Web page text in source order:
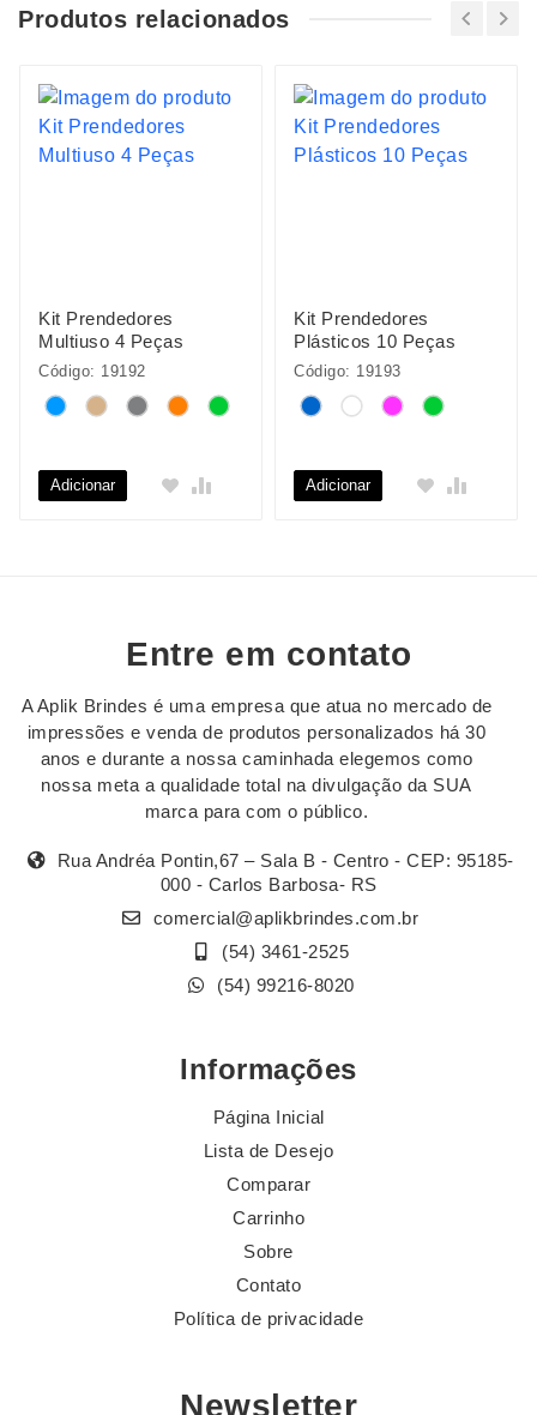
Produtos relacionados
Kit Prendedores
Multiuso 4 Peças
Código: 19192
Adicionar
Kit Prendedores
Plásticos 10 Peças
Código: 19193
Adicionar
Entre em contato
A Aplik Brindes é uma empresa que atua no mercado de
impressões e venda de produtos personalizados há 30
anos e durante a nossa caminhada elegemos como
nossa meta a qualidade total na divulgação da SUA
marca para com o público.
Rua Andréa Pontin,67 – Sala B - Centro - CEP: 95185-
000 - Carlos Barbosa- RS
comercial@aplikbrindes.com.br
(54) 3461-2525
(54) 99216-8020
Informações
Página Inicial
Lista de Desejo
Comparar
Carrinho
Sobre
Contato
Política de privacidade
Newsletter